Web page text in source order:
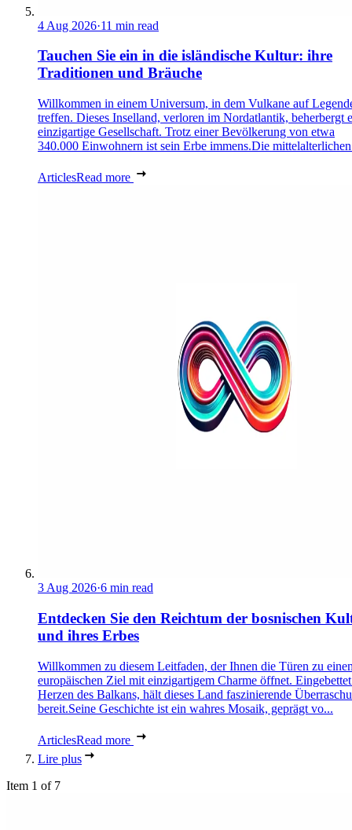
4 Aug 2026·11 min read
Tauchen Sie ein in die isländische Kultur: ihre
Traditionen und Bräuche
Willkommen in einem Universum, in dem Vulkane auf
treffen. Dieses Inselland, verloren im Nordatlantik, beherbergt
einzigartige Gesellschaft. Trotz einer Bevölkerung von etwa
340.000 Einwohnern ist sein Erbe immens.Die
ArticlesRead more
3 Aug 2026·6 min read
Entdecken Sie den Reichtum der bosnischen
und ihres Erbes
Willkommen zu diesem Leitfaden, der Ihnen die Türen zu
europäischen Ziel mit einzigartigem Charme öffnet.
Herzen des Balkans, hält dieses Land faszinierende
bereit.Seine Geschichte ist ein wahres Mosaik, geprägt vo...
ArticlesRead more
Lire plus
Item 1 of 7